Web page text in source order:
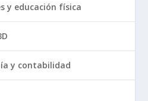
y educación física
y contabilidad